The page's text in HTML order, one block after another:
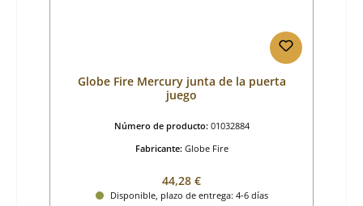
Globe Fire Mercury junta de la puerta
juego
Número de producto: 01032884
Fabricante: Globe Fire
Precio normal:
44,28 €
Disponible, plazo de entrega: 4-6 días